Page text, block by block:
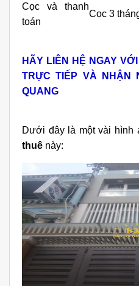
Cọc và thanh
toán
Cọc 3
HÃY LIÊN HỆ NGAY
TRỰC TIẾP VÀ NHẬN
QUANG
Dưới đây là một vài hình
thuê này: